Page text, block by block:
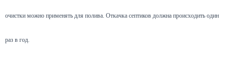
очистки можно применять для полива. Откачка септиков должна происходить один
раз в год.